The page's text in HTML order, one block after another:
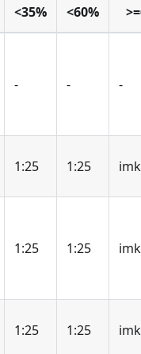
<35% <60%
- - -
1:25 1:25
1:25 1:25
1:25 1:25